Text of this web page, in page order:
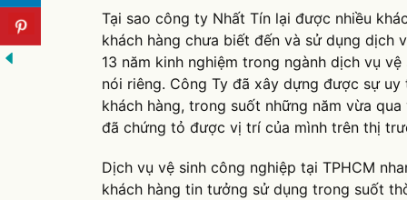
Tại sao công ty Nhất Tín lại được nhiều
khách hàng chưa biết đến và sử dụng dịch
13 năm kinh nghiệm trong ngành dịch vụ
nói riêng. Công Ty đã xây dựng được sự
khách hàng, trong suốt những năm vừa
đã chứng tỏ được vị trí của mình trên thị
Dịch vụ vệ sinh công nghiệp tại TPHCM
khách hàng tin tưởng sử dụng trong suốt